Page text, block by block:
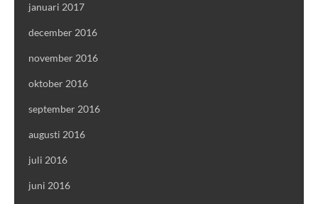
januari 2017
december 2016
november 2016
oktober 2016
september 2016
augusti 2016
juli 2016
juni 2016